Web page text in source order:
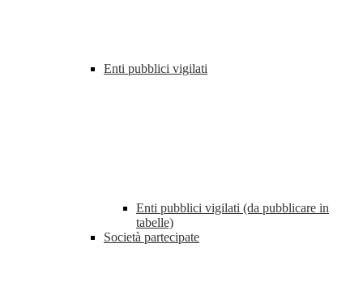
Enti pubblici vigilati
Enti pubblici vigilati (da pubblicare in
tabelle)
Società partecipate